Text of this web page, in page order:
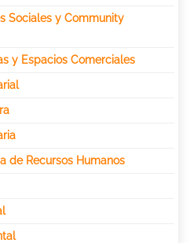
Sociales y Community
y Espacios Comerciales
de Recursos Humanos